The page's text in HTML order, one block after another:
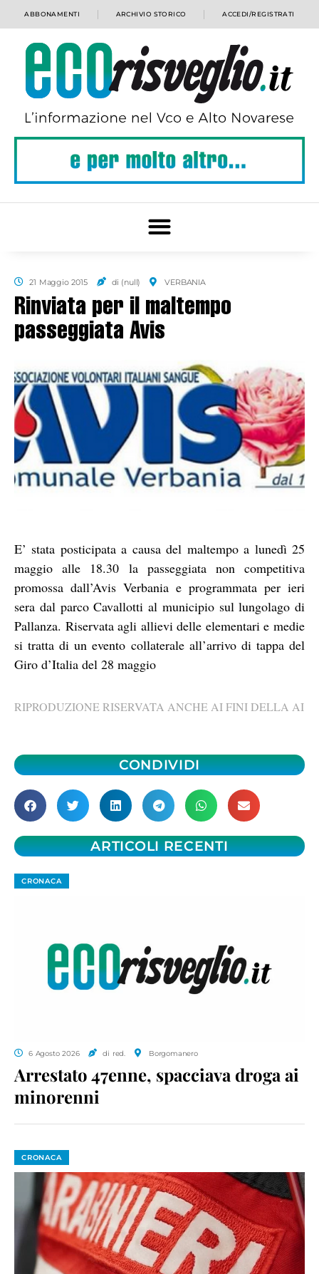
ABBONAMENTI ARCHIVIO STORICO ACCEDI/REGISTRATI
21 Maggio 2015 di (null) VERBANIA
Rinviata per il maltempo
passeggiata Avis
E’ stata posticipata a causa del maltempo a lunedì 25
maggio alle 18.30 la passeggiata non competitiva
promossa dall’Avis Verbania e programmata per ieri
sera dal parco Cavallotti al municipio sul lungolago di
Pallanza. Riservata agli allievi delle elementari e medie
si tratta di un evento collaterale all’arrivo di tappa del
Giro d’Italia del 28 maggio
RIPRODUZIONE RISERVATA ANCHE AI FINI DELLA AI
CONDIVIDI
ARTICOLI RECENTI
CRONACA
6 Agosto 2026 di red. Borgomanero
Arrestato 47enne, spacciava droga ai
minorenni
CRONACA